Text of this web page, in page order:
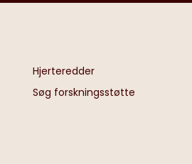
Hjerteredder
Søg forskningsstøtte